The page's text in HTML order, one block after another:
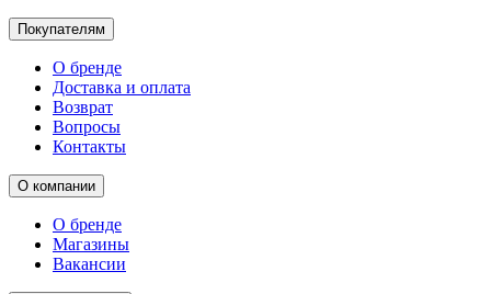
Покупателям
О бренде
Доставка и оплата
Возврат
Вопросы
Контакты
О компании
О бренде
Магазины
Вакансии